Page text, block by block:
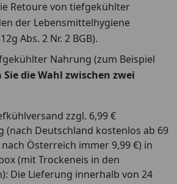
Retoure von tiefgekühlter
der Lebensmittelhygiene
Abs. 2 Nr. 2 BGB).
Nahrung (zum Beispiel
Sie die Wahl zwischen zwei
zzgl. 6,99 €
(nach Deutschland kostenlos ab 69
Österreich immer 9,99 €) in
(mit Trockeneis in den
Die Lieferung innerhalb von 24